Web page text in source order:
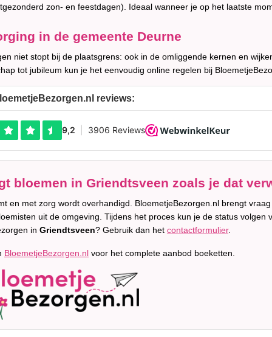
zon- en feestdagen). Ideaal wanneer je op het laatste
in de gemeente Deurne
niet stopt bij de plaatsgrens: ook in de omliggende kernen en
tot jubileum kun je het eenvoudig online regelen bij
reviews:
bloemen in Griendtsveen zoals je dat
en met zorg wordt overhandigd. BloemetjeBezorgen.nl brengt
uit de omgeving. Tijdens het proces kun je de status volgen
in Griendtsveen? Gebruik dan het contactformulier.
BloemetjeBezorgen.nlvoor het complete aanbod boeketten.